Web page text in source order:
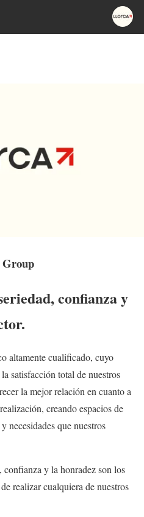
Group
confianza y
altamente cualificado, cuyo
satisfacción total de nuestros
la mejor relación en cuanto a
creando espacios de
necesidades que nuestros
confianza y la honradez son los
realizar cualquiera de nuestros